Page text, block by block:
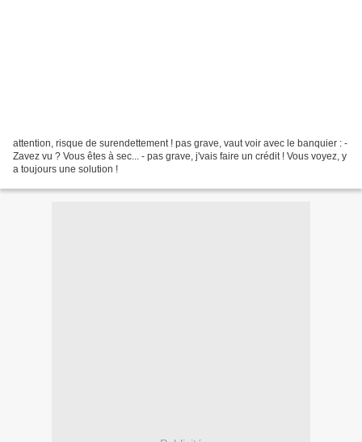
attention, risque de surendettement ! pas grave, vaut voir avec le banquier : -
Zavez vu ? Vous êtes à sec... - pas grave, j'vais faire un crédit ! Vous voyez, y
a toujours une solution !